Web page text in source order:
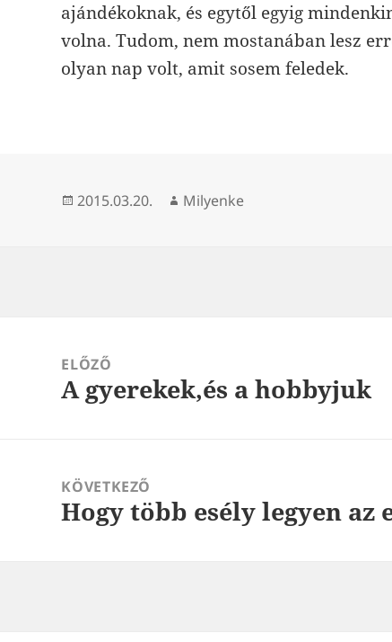
ajándékoknak, és egytől egyig
volna. Tudom, nem mostanában lesz
olyan nap volt, amit sosem feledek.
Közzétéve
2015.03.20. Szerző
Milyenke
navigációELŐZŐ
Korábbi
A gyerekek,és a hobbyjuk
KÖVETKEZŐ
Következő
Hogy több esély legyen az